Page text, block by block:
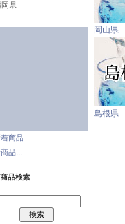
県
商品...
品...
商品検索
岡山県
島根県